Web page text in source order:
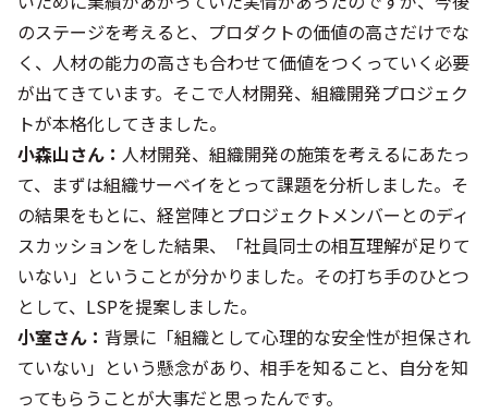
のステージを考えると、プロダクトの価値の高さだけでな
く、人材の能力の高さも合わせて価値をつくっていく必要
が出てきています。そこで人材開発、組織開発プロジェク
トが本格化してきました。
小森山さん： 人材開発、組織開発の施策を考えるにあたっ
て、まずは組織サーベイをとって課題を分析しました。そ
の結果をもとに、経営陣とプロジェクトメンバーとのディ
スカッションをした結果、「社員同士の相互理解が足りて
いない」ということが分かりました。その打ち手のひとつ
として、LSPを提案しました。
小室さん： 背景に「組織として心理的な安全性が担保され
ていない」という懸念があり、相手を知ること、自分を知
ってもらうことが大事だと思ったんです。